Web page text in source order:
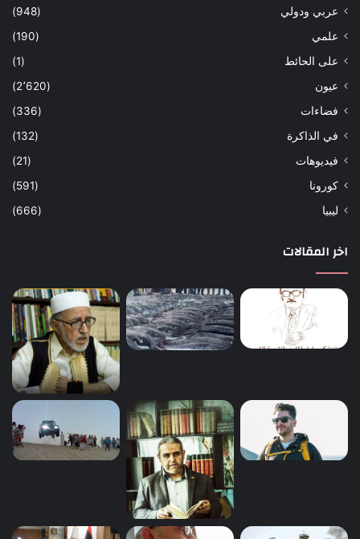
عربي ودولي
(948)
علمي
(190)
على الحائط
(1)
عيون
(2٬620)
فضاءات
(336)
في الذاكرة
(132)
فيديوهات
(21)
كورونا
(591)
ليبيا
(666)
اخر المقالات